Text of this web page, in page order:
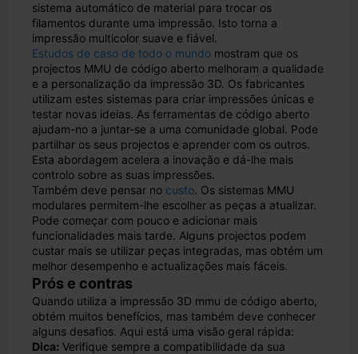
sistema automático de material para trocar os
filamentos durante uma impressão. Isto torna a
impressão multicolor suave e fiável.
Estudos de caso de todo o mundo mostram que os
projectos MMU de código aberto melhoram a qualidade
e a personalização da impressão 3D. Os fabricantes
utilizam estes sistemas para criar impressões únicas e
testar novas ideias. As ferramentas de código aberto
ajudam-no a juntar-se a uma comunidade global. Pode
partilhar os seus projectos e aprender com os outros.
Esta abordagem acelera a inovação e dá-lhe mais
controlo sobre as suas impressões.
Também deve pensar no custo. Os sistemas MMU
modulares permitem-lhe escolher as peças a atualizar.
Pode começar com pouco e adicionar mais
funcionalidades mais tarde. Alguns projectos podem
custar mais se utilizar peças integradas, mas obtém um
melhor desempenho e actualizações mais fáceis.
Prós e contras
Quando utiliza a impressão 3D mmu de código aberto,
obtém muitos benefícios, mas também deve conhecer
alguns desafios. Aqui está uma visão geral rápida:
Dica: Verifique sempre a compatibilidade da sua